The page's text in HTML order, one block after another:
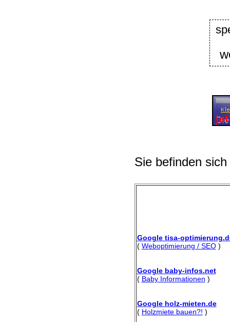
Sie befinden
Google tisa-
( Weboptimierung / SEO)
Google baby-infos.net
( Baby Informationen )
Google holz-mieten.de
( Holzmiete bauen?! )